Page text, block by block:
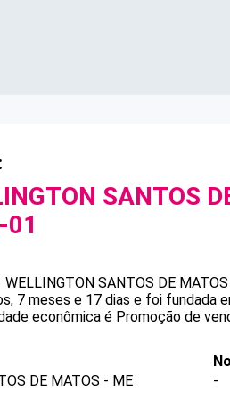
SANTOS
WELLINGTON SANTOS DE
7 meses e 17 dias e foi fundada
econômica é Promoção de
DE MATOS - ME
-